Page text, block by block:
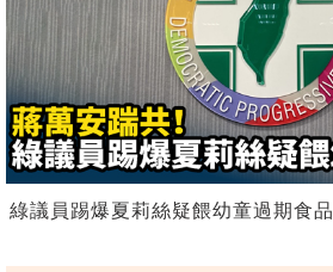
綠議員踢爆夏莉絲疑餵幼童過期食品